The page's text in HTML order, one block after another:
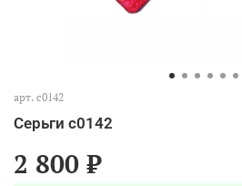
арт. с0142
Серьги с0142
2 800 ₽